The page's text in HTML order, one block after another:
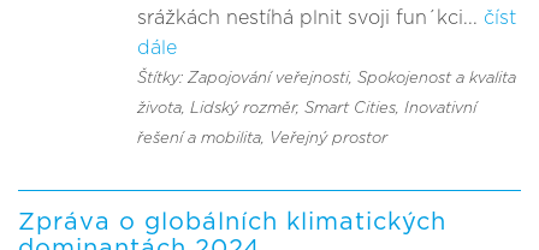
srážkách nestíhá plnit svoji fun´kci... číst
dále
Štítky: Zapojování veřejnosti, Spokojenost a kvalita
života, Lidský rozměr, Smart Cities, Inovativní
řešení a mobilita, Veřejný prostor
Zpráva o globálních klimatických